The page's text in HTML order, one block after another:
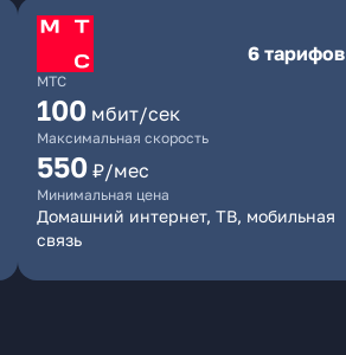
МТС
6 тарифов
100 мбит/сек
Максимальная скорость
550 ₽/мес
Минимальная цена
Домашний интернет, ТВ, мобильная
связь